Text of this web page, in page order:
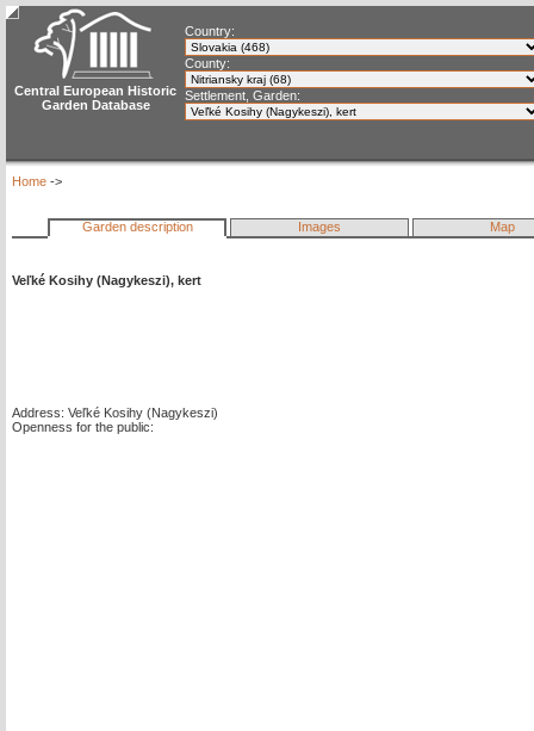
Central European Historic
Garden Database
Country:
County:
Settlement, Garden:
Home ->
Garden description Images Map
Veľké Kosihy (Nagykeszi), kert
Address: Veľké Kosihy (Nagykeszi)
Openness for the public: